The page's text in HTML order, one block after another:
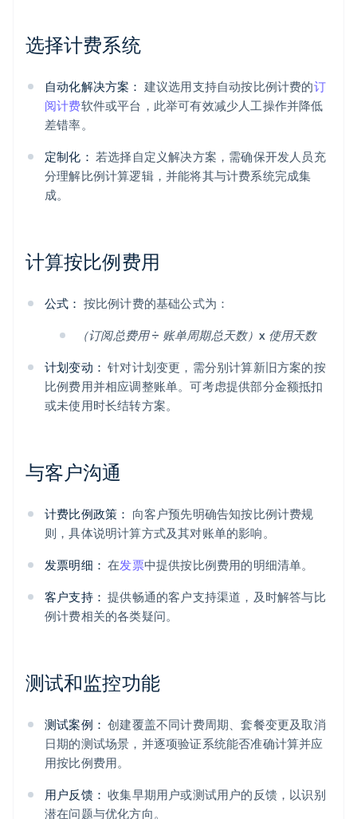
选择计费系统
自动化解决方案： 建议选用支持自动按比例计费的订
阅计费软件或平台，此举可有效减少人工操作并降低
差错率。
定制化： 若选择自定义解决方案，需确保开发人员充
分理解比例计算逻辑，并能将其与计费系统完成集
成。
计算按比例费用
公式： 按比例计费的基础公式为：
（订阅总费用 ÷ 账单周期总天数）x 使用天数
计划变动： 针对计划变更，需分别计算新旧方案的按
比例费用并相应调整账单。可考虑提供部分金额抵扣
或未使用时长结转方案。
与客户沟通
计费比例政策： 向客户预先明确告知按比例计费规
则，具体说明计算方式及其对账单的影响。
发票明细： 在发票中提供按比例费用的明细清单。
客户支持： 提供畅通的客户支持渠道，及时解答与比
例计费相关的各类疑问。
测试和监控功能
测试案例： 创建覆盖不同计费周期、套餐变更及取消
日期的测试场景，并逐项验证系统能否准确计算并应
用按比例费用。
用户反馈： 收集早期用户或测试用户的反馈，以识别
潜在问题与优化方向。